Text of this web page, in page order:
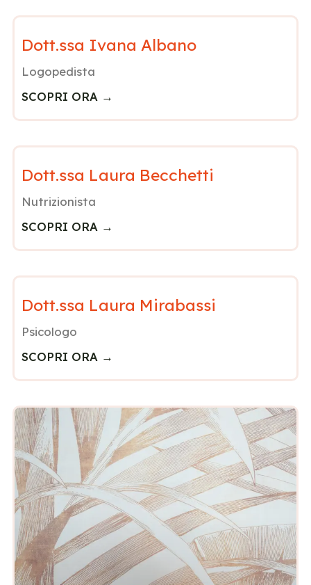
Dott.ssa Ivana Albano
Logopedista
SCOPRI ORA →
Dott.ssa Laura Becchetti
Nutrizionista
SCOPRI ORA →
Dott.ssa Laura Mirabassi
Psicologo
SCOPRI ORA →